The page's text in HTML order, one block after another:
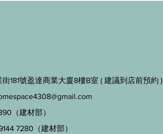
181號盈達商業大廈8樓B室 ( 建議到店前預約 )
（建材部）
7280（建材部）